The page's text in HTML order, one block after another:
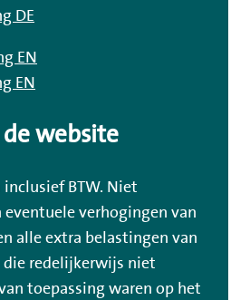
DE
EN
EN
website
BTW. Niet
eventuele verhogingen van
alle extra belastingen van
die redelijkerwijs niet
toepassing waren op het